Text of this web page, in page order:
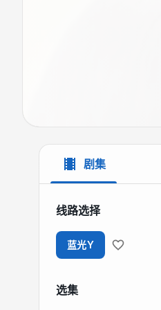
剧集
线路选择
蓝光Y
选集